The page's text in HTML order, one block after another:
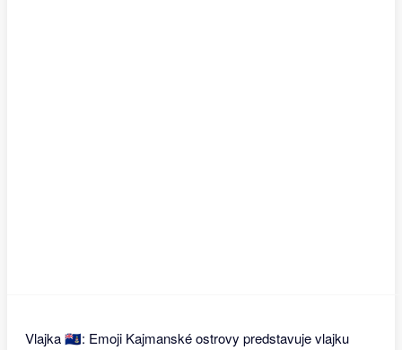
Vlajka 🇰🇾: Emoji Kajmanské ostrovy predstavuje vlajku